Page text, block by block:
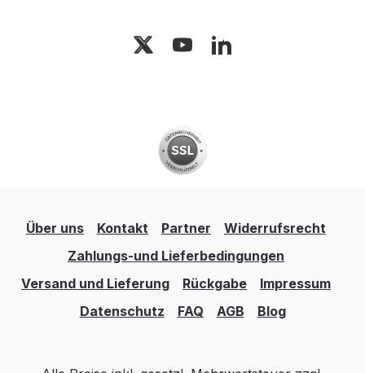
Über uns Kontakt Partner
Widerrufsrecht
Zahlungs-und Lieferbedingungen
Versand und Lieferung
Rückgabe
Impressum
Datenschutz
FAQ AGB Blog